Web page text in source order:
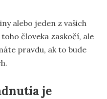
alebo jeden z vašich
človeka zaskočí, ale
pravdu, ak to bude
je